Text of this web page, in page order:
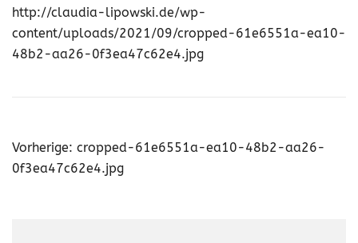
http://claudia-lipowski.de/wp-
content/uploads/2021/09/cropped-61e6551a-ea10-
48b2-aa26-0f3ea47c62e4.jpg
Beitragsnavigation
Vorherige: cropped-61e6551a-ea10-48b2-aa26-
0f3ea47c62e4.jpg